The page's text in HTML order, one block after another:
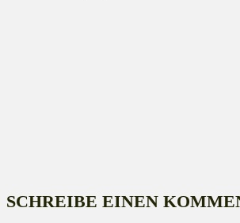
SCHREIBE EINEN